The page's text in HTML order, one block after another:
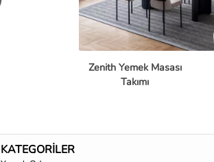
Zenith Yemek Masası
Takımı
KATEGORİLER